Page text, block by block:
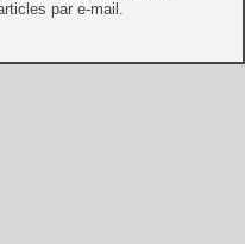
par e-mail.